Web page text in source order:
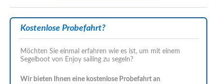
Kostenlose Probefahrt?
Möchten Sie einmal erfahren wie es ist, um mit einem
Segelboot von Enjoy sailing zu segeln?
Wir bieten Ihnen eine kostenlose Probefahrt an